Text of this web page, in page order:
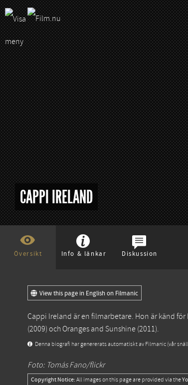
CAPPI IRELAND
Översikt Info & länkar Diskussion
View this page in English on Filmanic
Cappi Ireland är en filmarbetare. Hon är känd
(2009) ochOranges and Sunshine (2011).
Denna biografi har genererats automatiskt av Filmanic (vår
Foto: Tomás Fano/flickr
Copyright Notice: All images on this page are provided via the